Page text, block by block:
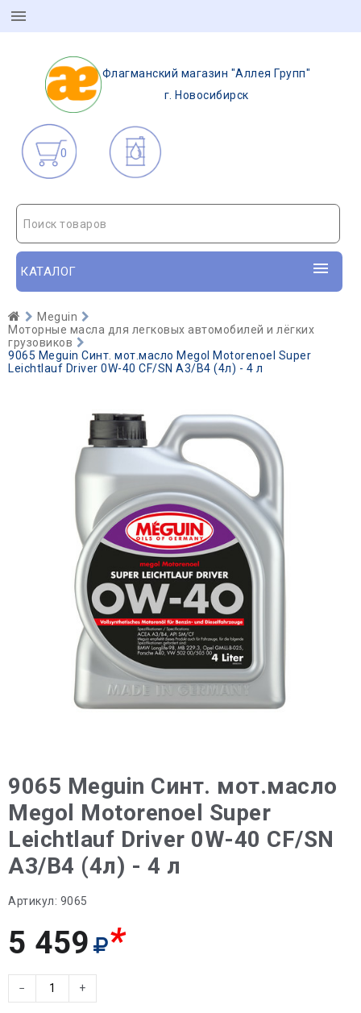
Флагманский магазин "Аллея Групп"
г. Новосибирск
0
Поиск товаров
КАТАЛОГ
Meguin
Моторные масла для легковых автомобилей и лёгких
грузовиков
9065 Meguin Синт. мот.масло Megol Motorenoel Super
Leichtlauf Driver 0W-40 CF/SN A3/B4 (4л) - 4 л
9065 Meguin Синт. мот.масло
Megol Motorenoel Super
Leichtlauf Driver 0W-40 CF/SN
A3/B4 (4л) - 4 л
Артикул: 9065
5 459 *
− +